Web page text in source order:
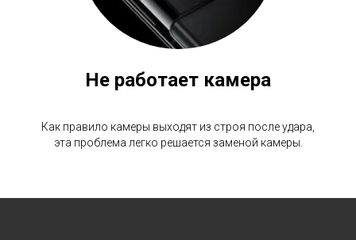
Не работает камера
Как правило камеры выходят из строя после удара,
эта проблема легко решается заменой камеры.